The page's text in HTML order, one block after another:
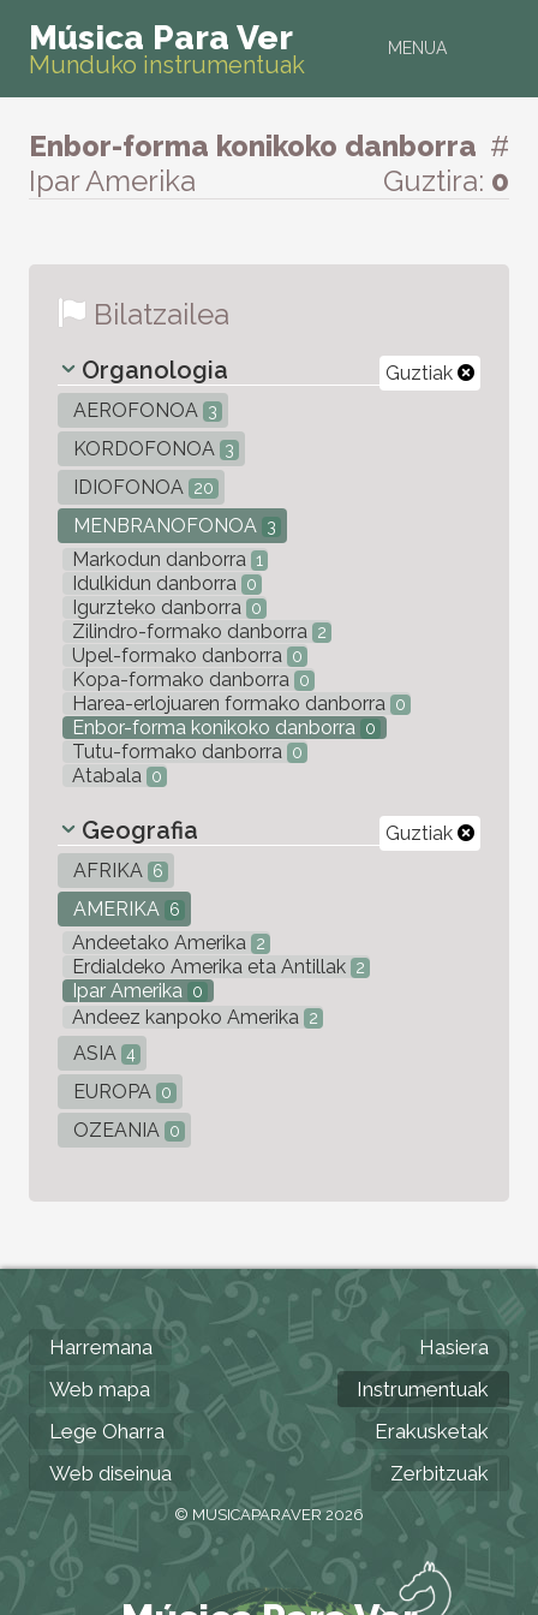
MENUA
Música Para Ver
Munduko instrumentuak
Enbor-forma konikoko danborra #
Ipar Amerika
Guztira: 0
Bilatzailea
Guztiak
Organologia
AEROFONOA 3
KORDOFONOA 3
IDIOFONOA 20
MENBRANOFONOA 3
Markodun danborra 1
Idulkidun danborra 0
Igurzteko danborra 0
Zilindro-formako danborra 2
Upel-formako danborra 0
Kopa-formako danborra 0
Harea-erlojuaren formako danborra 0
Enbor-forma konikoko danborra 0
Tutu-formako danborra 0
Atabala 0
Guztiak
Geografia
AFRIKA 6
AMERIKA 6
Andeetako Amerika 2
Erdialdeko Amerika eta Antillak 2
Ipar Amerika 0
Andeez kanpoko Amerika 2
ASIA 4
EUROPA 0
OZEANIA 0
Harremana
Web mapa
Lege Oharra
Web diseinua
Hasiera
Instrumentuak
Erakusketak
Zerbitzuak
© MUSICAPARAVER 2026